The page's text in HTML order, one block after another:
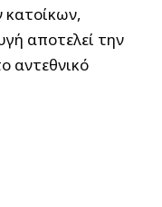
κατοίκων,
αποτελεί την
αντεθνικό